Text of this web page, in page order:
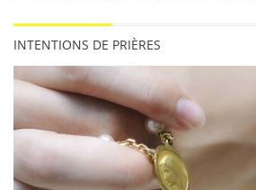
INTENTIONS DE PRIÈRES